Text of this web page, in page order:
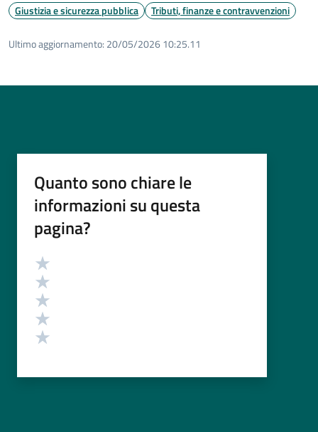
Giustizia e sicurezza pubblica Tributi, finanze e contravvenzioni
Ultimo aggiornamento: 20/05/2026 10:25.11
Quanto sono chiare le
informazioni su questa
pagina?
Valutazione